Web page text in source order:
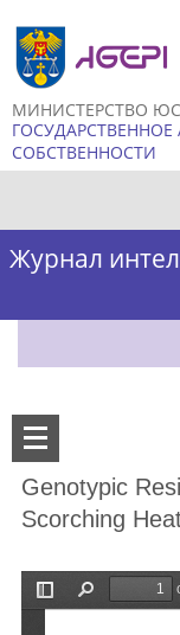
МИНИСТЕРСТВО
СОБСТВЕННОСТИ
Журнал
Genotypic
Scorching